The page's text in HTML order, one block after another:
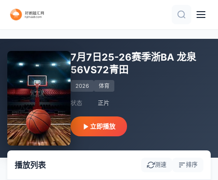
7月7日25-26赛季浙BA 龙泉
56VS72青田
2026 体育
状态 正片
立即播放
播放列表 测速 排序
正片
正片
更新至HD
正片
正片
正片
正片
正片
正片
正片